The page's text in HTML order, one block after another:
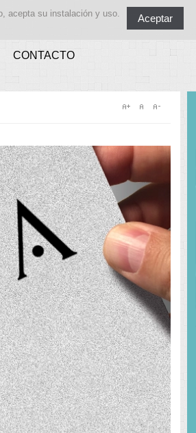
acepta su instalación y uso.
Aceptar
CONTACTO